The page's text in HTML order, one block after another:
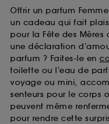
Offrir un parfum
un cadeau qui fait
pour la Fête des Mères
une déclaration
parfum ? Faites-le en
toilette ou l’eau de
voyage ou mini,
senteurs pour le corps
peuvent même
pour rendre cette